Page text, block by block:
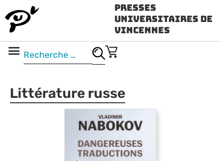
Presses
Universitaires de
Vincennes
Littérature russe